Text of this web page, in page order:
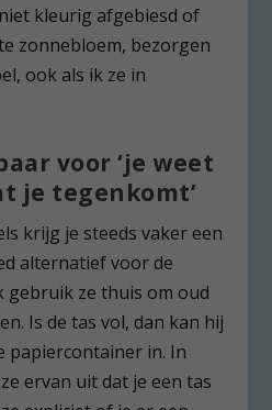
kleurig afgebiesd of
zonnebloem, bezorgen
ook als ik ze in
voor ‘je weet
je tegenkomt’
krijg je steeds vaker een
alternatief voor de
gebruik ze thuis om oud
Is de tas vol, dan kan hij
papiercontainer in. In
ervan uit dat je een tas